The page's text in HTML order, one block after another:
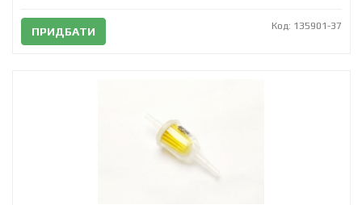
ПРИДБАТИ Код: 135901-37